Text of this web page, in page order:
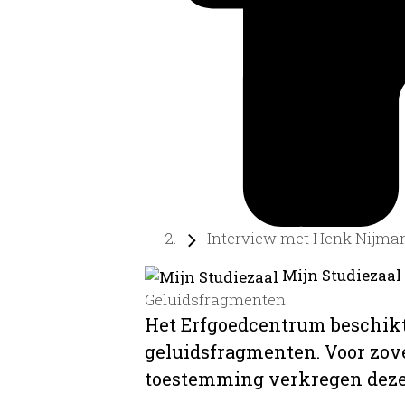
Interview met Henk
Mijn
Geluidsfragmenten
Het Erfgoedcentrum
geluidsfragmenten. Voor
toestemming verkregen